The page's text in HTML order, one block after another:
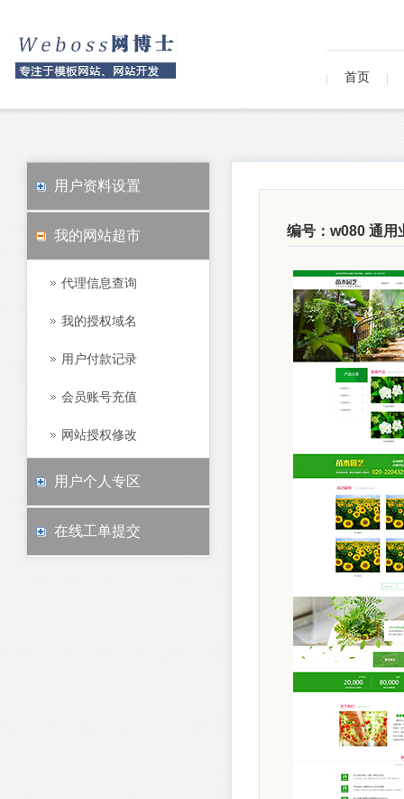
首页
用户资料设置
我的网站超市
代理信息查询
我的授权域名
用户付款记录
会员账号充值
网站授权修改
用户个人专区
在线工单提交
编号：w080 通用